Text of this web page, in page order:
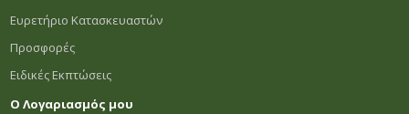
Ευρετήριο Κατασκευαστών
Προσφορές
Ειδικές Εκπτώσεις
Ο Λογαριασμός μου